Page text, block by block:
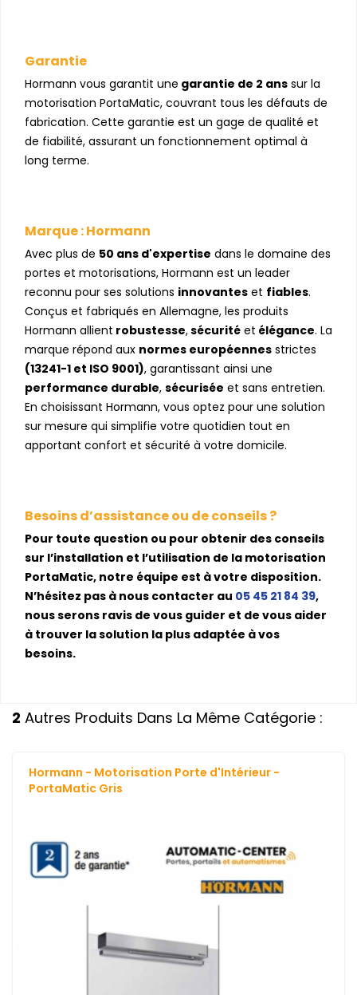
Garantie
Hormann vous garantit une garantie de 2 ans sur la
motorisation PortaMatic, couvrant tous les défauts de
fabrication. Cette garantie est un gage de qualité et
de fiabilité, assurant un fonctionnement optimal à
long terme.
Marque : Hormann
Avec plus de 50 ans d'expertise dans le domaine des
portes et motorisations, Hormann est un leader
reconnu pour ses solutions innovantes et fiables.
Conçus et fabriqués en Allemagne, les produits
Hormann allient robustesse,sécurité et élégance. La
marque répond aux normes européennes strictes
(13241-1 et ISO 9001), garantissant ainsi une
performance durable, sécurisée et sans entretien.
En choisissant Hormann, vous optez pour une solution
sur mesure qui simplifie votre quotidien tout en
apportant confort et sécurité à votre domicile.
Besoins d’assistance ou de conseils ?
Pour toute question ou pour obtenir des conseils
sur l’installation et l’utilisation de la motorisation
PortaMatic, notre équipe est à votre disposition.
N’hésitez pas à nous contacter au 05 45 21 84 39,
nous serons ravis de vous guider et de vous aider
à trouver la solution la plus adaptée à vos
besoins.
2 Autres Produits Dans La Même Catégorie :
Hormann - Motorisation Porte d'Intérieur -
PortaMatic Gris